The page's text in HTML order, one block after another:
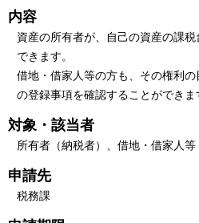
内容
資産の所有者が、自己の資産の課
できます。
借地・借家人等の方も、その権利
の登録事項を確認することができま
対象・該当者
所有者（納税者）、借地・借家人等
申請先
税務課